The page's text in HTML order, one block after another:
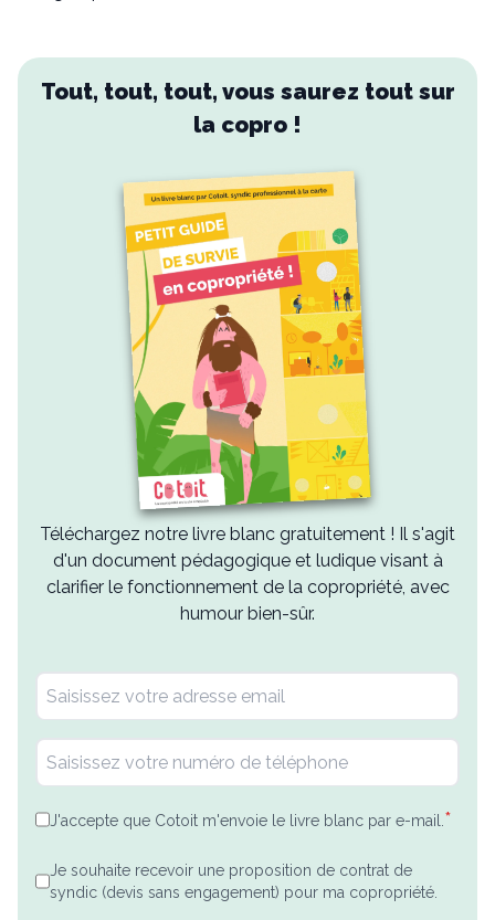
Tout, tout, tout, vous saurez tout sur
la copro !
Téléchargez notre livre blanc gratuitement ! Il s'agit
d'un document pédagogique et ludique visant à
clarifier le fonctionnement de la copropriété, avec
humour bien-sûr.
J'accepte que Cotoit m'envoie le livre blanc par e-mail. *
Je souhaite recevoir une proposition de contrat de
syndic (devis sans engagement) pour ma copropriété.